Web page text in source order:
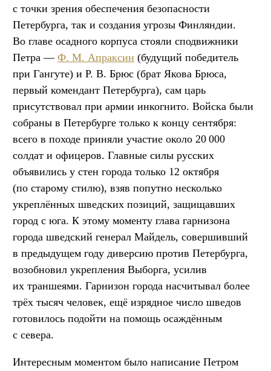
с точки зрения обеспечения безопасности
Петербурга, так и создания угрозы Финляндии.
Во главе осадного корпуса стояли сподвижники
Петра — Ф. М. Апраксин (будущий победитель
при Гангуте) и Р. В. Брюс (брат Якова Брюса,
первый комендант Петербурга), сам царь
присутствовал при армии инкогнито. Войска были
собраны в Петербурге только к концу сентября:
всего в походе приняли участие около 20 000
солдат и офицеров. Главные силы русских
объявились у стен города только 12 октября
(по старому стилю), взяв попутно несколько
укреплённых шведских позиций, защищавших
город с юга. К этому моменту глава гарнизона
города шведский генерал Майдель, совершивший
в предыдущем году диверсию против Петербурга,
возобновил укрепления Выборга, усилив
их траншеями. Гарнизон города насчитывал более
трёх тысяч человек, ещё изрядное число шведов
готовилось подойти на помощь осаждённым
с севера.
Интересным моментом было написание Петром